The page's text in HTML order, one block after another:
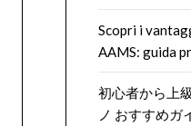
Scopri i
AAMS: guida
初心者から上
ノ おすすめガ